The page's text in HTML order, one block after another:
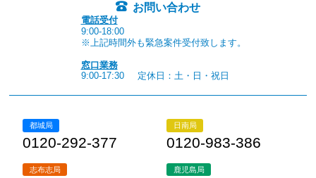
お問い合わせ
電話受付
9:00-18:00
※上記時間外も緊急案件受付致します。
窓口業務
9:00-17:30
定休日：土・日・祝日
都城局
0120-292-377
日南局
0120-983-386
志布志局 鹿児島局